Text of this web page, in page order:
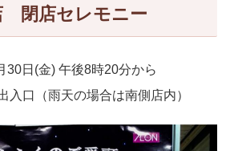
閉店セレモニー
30日(金) 午後8時20分から
入口（雨天の場合は南側店内）